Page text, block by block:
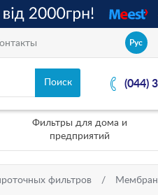
Рус
(044)
Фильтры для дома и
предприятий
фильтров